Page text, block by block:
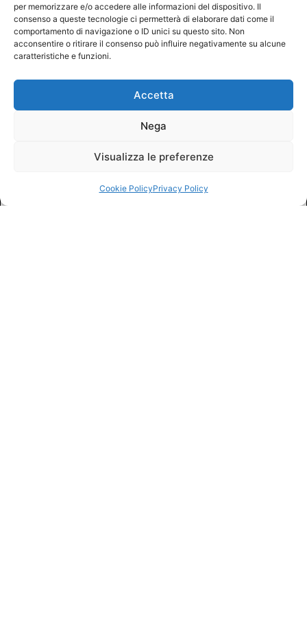
per memorizzare e/o accedere alle informazioni del dispositivo. Il
consenso a queste tecnologie ci permetterà di elaborare dati come il
comportamento di navigazione o ID unici su questo sito. Non
acconsentire o ritirare il consenso può influire negativamente su alcune
caratteristiche e funzioni.
Accetta
Nega
Visualizza le preferenze
Cookie PolicyPrivacy Policy